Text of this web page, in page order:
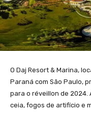
O Daj Resort & Marina,
Paraná com São Paulo,
para o réveillon de 2024.
ceia, fogos de artifício e